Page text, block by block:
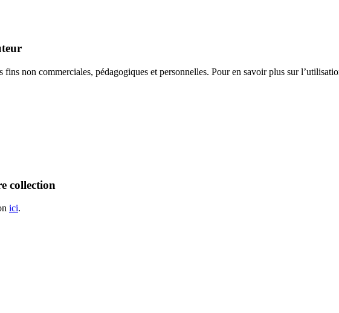
fins non commerciales, pédagogiques et personnelles. Pour en savoir plus sur
collection
ici.